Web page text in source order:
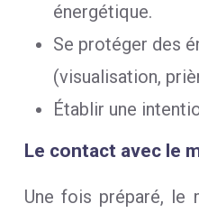
énergétique.
Se protéger des
(visualisation,
Établir une
Le contact avec le
Une fois préparé, le